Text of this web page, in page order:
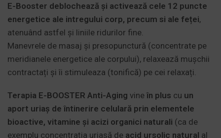
E-Booster deblochează și activează cele 12 puncte
energetice ale intregului corp, precum si ale feței,
atenuând astfel și liniile ridurilor fine.
Manevrele de masaj și presopunctură (concentrate pe
meridianele energetice ale corpului), relaxează mușchii
contractați și îi stimuleaza (tonifică) pe cei relaxați.
Terapia E-BOOSTER Anti-Aging vine în plus cu un
aport uriaș de întinerire celulară prin elementele
bioactive, vitamine și acizi organici naturali (ca de
exemplu concentrația uriașă de acid ursolic natural al